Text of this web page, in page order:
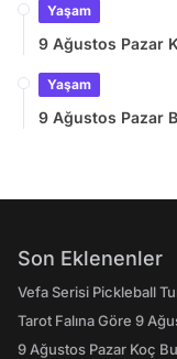
Yaşam
9 Ağustos Pazar
Yaşam
9 Ağustos Pazar
Son Eklenenler
Vefa Serisi Pickleball
Tarot Falına Göre 9
9 Ağustos Pazar Koç